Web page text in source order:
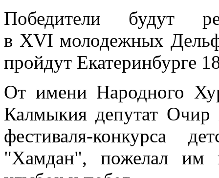
Победители будут
в XVI молодежных
пройдут Екатеринбурге
От имени Народного
Калмыкия депутат Очир
фестиваля-конкурса
"Хамдан", пожелал им